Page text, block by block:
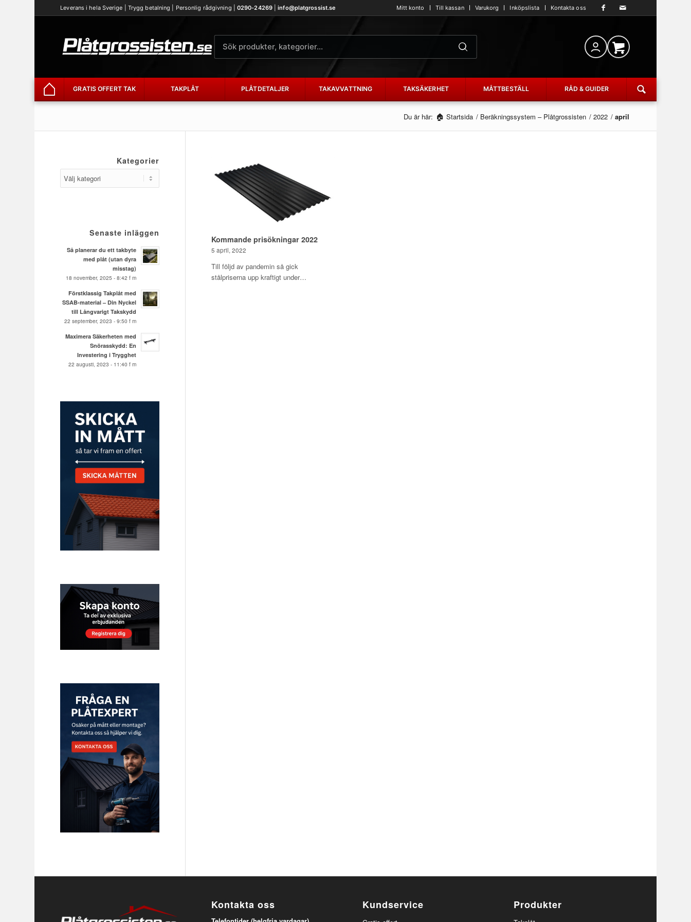
Mitt konto Till kassan Varukorg Inköpslista Kontakta oss
Leverans i hela Sverige | Trygg betalning | Personlig rådgivning | 0290-24269|info@platgrossist.se
Hem
GRATIS OFFERT TAK TAKPLÅT PLÅTDETALJER TAKAVVATTNING TAKSÄKERHET MÅTTBESTÄLL RÅD & GUIDER
Du är här: Startsida / Beräkningssystem – Plåtgrossisten / 2022 / april
Kommande prisökningar 2022
5 april, 2022
Till följd av pandemin så gick
stålpriserna upp kraftigt under…
Kategorier
Senaste inläggen
Så planerar du ett takbyte
med plåt (utan dyra
misstag)
18 november, 2025 - 8:42 f m
Förstklassig Takplåt med
SSAB-material – Din Nyckel
till Långvarigt Takskydd
22 september, 2023 - 9:50 f m
Maximera Säkerheten med
Snörasskydd: En
Investering i Trygghet
22 augusti, 2023 - 11:40 f m
Kontakta oss Kundservice Produkter